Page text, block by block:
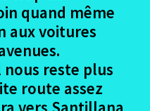
menu
Ouvrir
enfant
le
enfant
le
quand même
aux voitures
reste plus
route assez